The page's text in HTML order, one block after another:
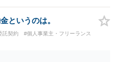
が左右されるため、この回答はあ
具体的な見通しや請求可能額の目
ット・業務内容の資料をお持ちの
をおすすめします。
係費用なども、辞退によって実際
ば、損害として主張される可能性
求額がそのまま認められるわけで
体的な損害、金額、辞退との因果
レッスン費用無料」と表示されて
オ代を当然に全額請求できるかは
というのは。
託契約 #個人事業主・フリーランス